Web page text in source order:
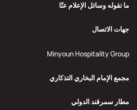
ما تقوله وسائل الإعلام عنّا
جهات الاتصال
Minyoun Hospitality Group
مجمع الإمام البخاري التذكاري
مطار سمرقند الدولي